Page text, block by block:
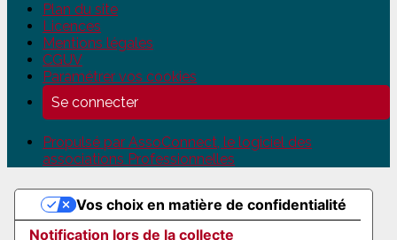
Plan du site
Licences
Mentions légales
CGUV
Paramétrer vos cookies
Se connecter
Propulsé par AssoConnect, le logiciel des
associations Professionnelles
Notification lors de la collecte
Vos choix en matière de confidentialité